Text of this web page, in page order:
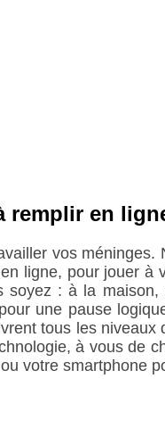
remplir en
vos
ligne, pour jouer à
soyez : à la
une pause
tous les
à vous de
votre smartphone